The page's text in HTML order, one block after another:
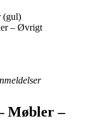
(gul)
– Øvrigt
Møbler –